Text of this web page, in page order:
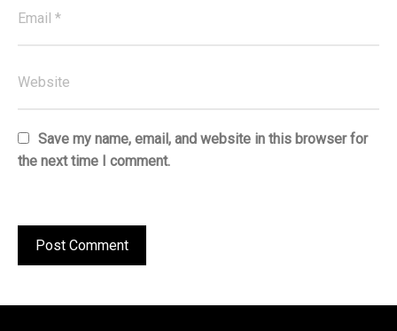
Save my name, email, and website in this browser for
the next time I comment.